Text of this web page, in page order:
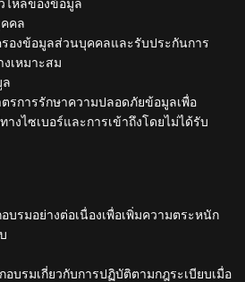
ไหลของข้อมูล
คล
องข้อมูลส่วนบุคคลและรับประกันการ
เหมาะสม
ล
รการรักษาความปลอดภัยข้อมูลเพื่อ
งไซเบอร์และการเข้าถึงโดยไม่ได้รับ
บรมอย่างต่อเนื่องเพื่อเพิ่มความตระหนัก
บรมเกี่ยวกับการปฏิบัติตามกฎระเบียบเมื่อ